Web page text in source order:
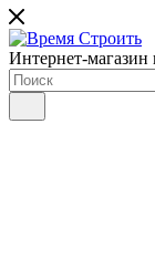
Интернет-магазин